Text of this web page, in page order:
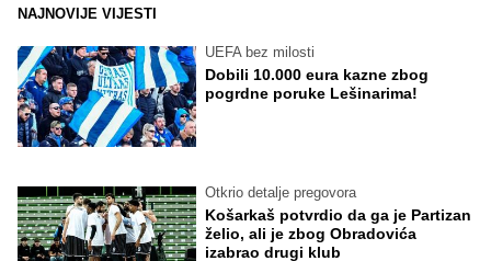
NAJNOVIJE VIJESTI
UEFA bez milosti
Dobili 10.000 eura kazne zbog
pogrdne poruke Lešinarima!
Otkrio detalje pregovora
Košarkaš potvrdio da ga je Partizan
želio, ali je zbog Obradovića
izabrao drugi klub